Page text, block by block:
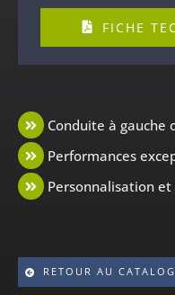
FICHE
Conduite à gauche
Performances
Personnalisation
RETOUR AU